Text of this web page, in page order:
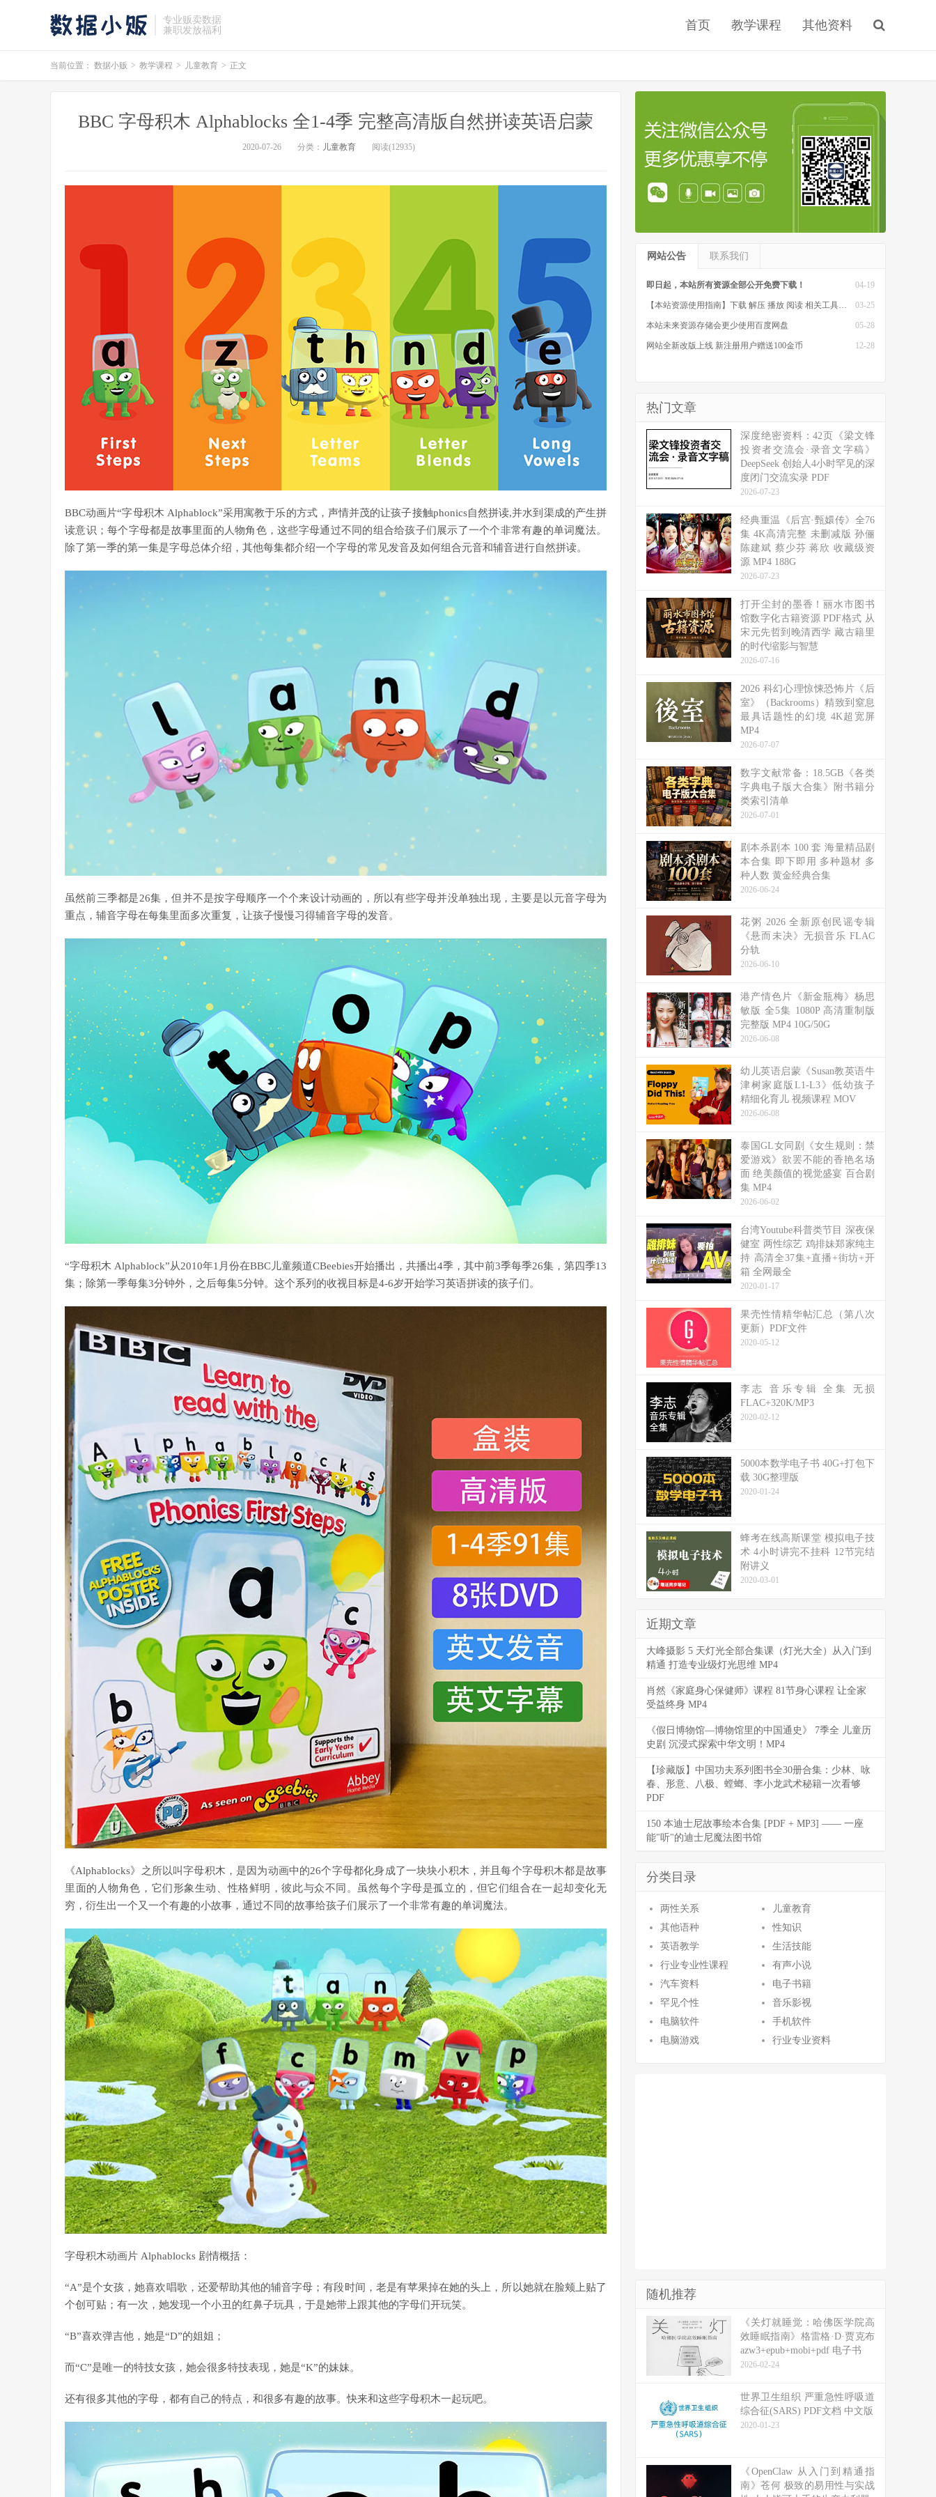
专业贩卖数据
兼职发放福利
首页 教学课程 其他资料
当前位置： 数据小贩 > 教学课程 > 儿童教育 > 正文
BBC 字母积木 Alphablocks 全1-4季 完整高清版自然拼读英语启蒙
2020-07-26 分类： 儿童教育 阅读(12935)
BBC动画片“字母积木 Alphablock”采用寓教于乐的方式，声情并茂的让孩子接触phonics自然拼读,并水到渠成的产生拼
读意识；每个字母都是故事里面的人物角色，这些字母通过不同的组合给孩子们展示了一个个非常有趣的单词魔法。
除了第一季的第一集是字母总体介绍，其他每集都介绍一个字母的常见发音及如何组合元音和辅音进行自然拼读。
虽然前三季都是26集，但并不是按字母顺序一个个来设计动画的，所以有些字母并没单独出现，主要是以元音字母为
重点，辅音字母在每集里面多次重复，让孩子慢慢习得辅音字母的发音。
“字母积木 Alphablock”从2010年1月份在BBC儿童频道CBeebies开始播出，共播出4季，其中前3季每季26集，第四季13
集；除第一季每集3分钟外，之后每集5分钟。这个系列的收视目标是4-6岁开始学习英语拼读的孩子们。
《Alphablocks》之所以叫字母积木，是因为动画中的26个字母都化身成了一块块小积木，并且每个字母积木都是故事
里面的人物角色，它们形象生动、性格鲜明，彼此与众不同。虽然每个字母是孤立的，但它们组合在一起却变化无
穷，衍生出一个又一个有趣的小故事，通过不同的故事给孩子们展示了一个非常有趣的单词魔法。
字母积木动画片 Alphablocks 剧情概括：
“A”是个女孩，她喜欢唱歌，还爱帮助其他的辅音字母；有段时间，老是有苹果掉在她的头上，所以她就在脸颊上贴了
个创可贴；有一次，她发现一个小丑的红鼻子玩具，于是她带上跟其他的字母们开玩笑。
“B”喜欢弹吉他，她是“D”的姐姐；
而“C”是唯一的特技女孩，她会很多特技表现，她是“K”的妹妹。
还有很多其他的字母，都有自己的特点，和很多有趣的故事。快来和这些字母积木一起玩吧。
网站公告 联系我们
04-19
即日起，本站所有资源全部公开免费下载！
03-25
【本站资源使用指南】下载 解压 播放 阅读 相关工具软件
05-28
本站未来资源存储会更少使用百度网盘
12-28
网站全新改版上线 新注册用户赠送100金币
热门文章
深度绝密资料：42页《梁文锋
投资者交流会·录音文字稿》
DeepSeek 创始人4小时罕见的深
度闭门交流实录 PDF
2026-07-23
经典重温《后宫·甄嬛传》全76
集 4K高清完整 未删减版 孙俪
陈建斌 蔡少芬 蒋欣 收藏级资
源 MP4 188G
2026-07-23
打开尘封的墨香！丽水市图书
馆数字化古籍资源 PDF格式 从
宋元先哲到晚清西学 藏古籍里
的时代缩影与智慧
2026-07-16
2026 科幻心理惊悚恐怖片《后
室》（Backrooms）精致到窒息
最具话题性的幻境 4K超宽屏
MP4
2026-07-07
数字文献常备：18.5GB《各类
字典电子版大合集》附书籍分
类索引清单
2026-07-01
剧本杀剧本 100 套 海量精品剧
本合集 即下即用 多种题材 多
种人数 黄金经典合集
2026-06-24
花粥 2026 全新原创民谣专辑
《悬而未决》无损音乐 FLAC
分轨
2026-06-10
港产情色片《新金瓶梅》杨思
敏版 全5集 1080P 高清重制版
完整版 MP4 10G/50G
2026-06-08
幼儿英语启蒙《Susan教英语牛
津树家庭版L1-L3》低幼孩子
精细化育儿 视频课程 MOV
2026-06-08
泰国GL女同剧《女生规则：禁
爱游戏》欲罢不能的香艳名场
面 绝美颜值的视觉盛宴 百合剧
集 MP4
2026-06-02
台湾Youtube科普类节目 深夜保
健室 两性综艺 鸡排妹郑家纯主
持 高清全37集+直播+街坊+开
箱 全网最全
2020-01-17
果壳性情精华帖汇总（第八次
更新）PDF文件
2020-05-12
李志 音乐专辑 全集 无损
FLAC+320K/MP3
2020-02-12
5000本数学电子书 40G+打包下
载 30G整理版
2020-01-24
蜂考在线高斯课堂 模拟电子技
术 4小时讲完不挂科 12节完结
附讲义
2020-03-01
近期文章
大峰摄影 5 天灯光全部合集课（灯光大全）从入门到
精通 打造专业级灯光思维 MP4
肖然《家庭身心保健师》课程 81节身心课程 让全家
受益终身 MP4
《假日博物馆—博物馆里的中国通史》 7季全 儿童历
史剧 沉浸式探索中华文明！MP4
【珍藏版】中国功夫系列图书全30册合集：少林、咏
春、形意、八极、螳螂、李小龙武术秘籍一次看够
PDF
150 本迪士尼故事绘本合集 [PDF + MP3] —— 一座
能"听"的迪士尼魔法图书馆
分类目录
两性关系
儿童教育
其他语种
性知识
英语教学
生活技能
行业专业性课程
有声小说
汽车资料
电子书籍
罕见个性
音乐影视
电脑软件
手机软件
电脑游戏
行业专业资料
随机推荐
《关灯就睡觉：哈佛医学院高
效睡眠指南》格雷格·D·贾克布
azw3+epub+mobi+pdf 电子书
2026-02-24
世界卫生组织 严重急性呼吸道
综合征(SARS) PDF文档 中文版
2020-01-23
《OpenClaw 从入门到精通指
南》苍何 极致的易用性与实战